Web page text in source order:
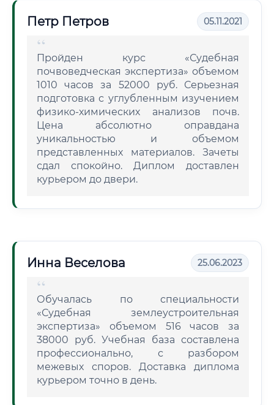
Петр Петров 05.11.2021
Пройден курс «Судебная
почвоведческая экспертиза» объемом
1010 часов за 52000 руб. Серьезная
подготовка с углубленным изучением
физико-химических анализов почв.
Цена абсолютно оправдана
уникальностью и объемом
представленных материалов. Зачеты
сдал спокойно. Диплом доставлен
курьером до двери.
Инна Веселова 25.06.2023
Обучалась по специальности
«Судебная землеустроительная
экспертиза» объемом 516 часов за
38000 руб. Учебная база составлена
профессионально, с разбором
межевых споров. Доставка диплома
курьером точно в день.